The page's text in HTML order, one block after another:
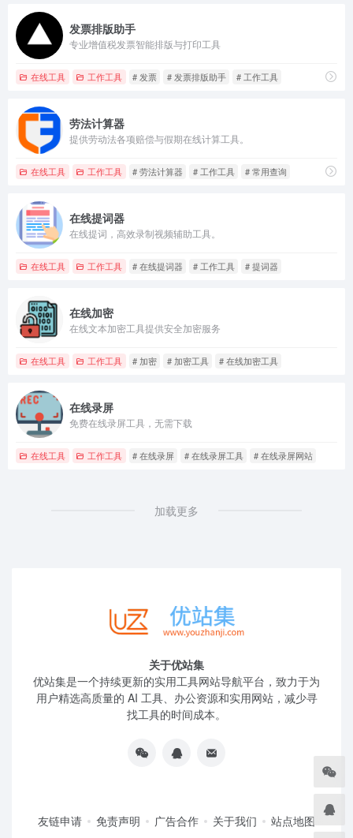
发票排版助手
专业增值税发票智能排版与打印工具
在线工具 工作工具 # 发票 # 发票排版助手 # 工作工具
劳法计算器
提供劳动法各项赔偿与假期在线计算工具。
在线工具 工作工具 # 劳法计算器 # 工作工具 # 常用查询
在线提词器
在线提词，高效录制视频辅助工具。
在线工具 工作工具 # 在线提词器 # 工作工具 # 提词器
在线加密
在线文本加密工具提供安全加密服务
在线工具 工作工具 # 加密 # 加密工具 # 在线加密工具
在线录屏
免费在线录屏工具，无需下载
在线工具 工作工具 # 在线录屏 # 在线录屏工具 # 在线录屏网站
加载更多
关于优站集
优站集是一个持续更新的实用工具网站导航平台，致力于为
用户精选高质量的 AI 工具、办公资源和实用网站，减少寻
找工具的时间成本。
友链申请 免责声明 广告合作 关于我们 站点地图